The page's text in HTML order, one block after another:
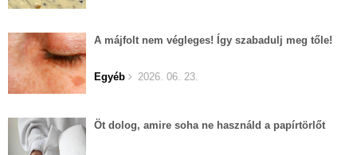
A májfolt nem végleges! Így szabadulj meg tőle!
Egyéb 2026. 06. 23.
Öt dolog, amire soha ne használd a papírtörlőt